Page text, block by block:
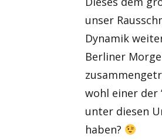
unser
Dynamik
Berliner
wohl einer der
unter diesen
haben?